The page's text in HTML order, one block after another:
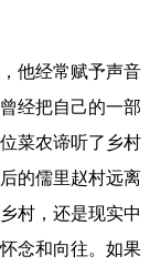
他经常赋予声音
经把自己的一部
菜农谛听了乡村
的儒里赵村远离
村，还是现实中
念和向往。如果